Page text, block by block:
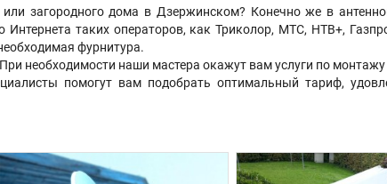
загородного дома в Дзержинском? Конечно же в
таких операторов, как Триколор, МТС, НТВ+,
фурнитура.
необходимости наши мастера окажут вам услуги по
помогут вам подобрать оптимальный тариф,